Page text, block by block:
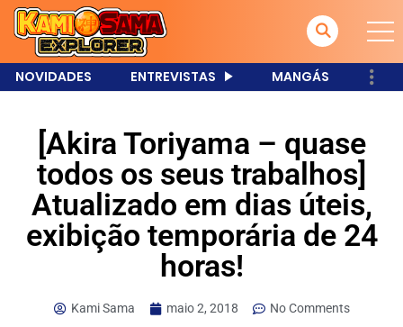
NOVIDADES ENTREVISTAS MANGÁS
[Akira Toriyama – quase
todos os seus trabalhos]
Atualizado em dias úteis,
exibição temporária de 24
horas!
Kami Sama maio 2, 2018 No Comments